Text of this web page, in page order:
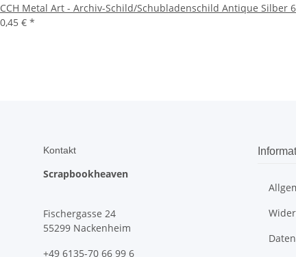
CCH Metal Art - Archiv-Schild/Schubladenschild Antique Silber
0,45 € *
Kontakt
Scrapbookheaven
Fischergasse 24
55299 Nackenheim
+49 6135-70 66 99 6